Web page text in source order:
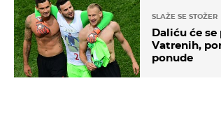
SLAŽE SE STOŽER
Daliću će
Vatrenih,
ponude